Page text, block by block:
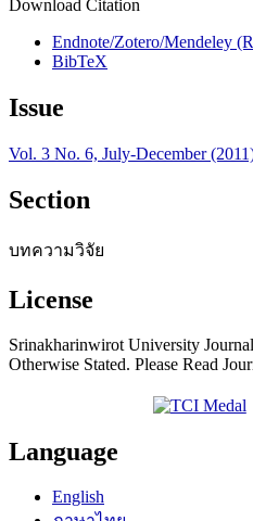
Download Citation
Endnote/Zotero/Mendeley
BibTeX
Issue
Vol. 3 No. 6, July-December
Section
บทความวิจัย
License
Srinakharinwirot University
Otherwise Stated. Please Read
Language
English